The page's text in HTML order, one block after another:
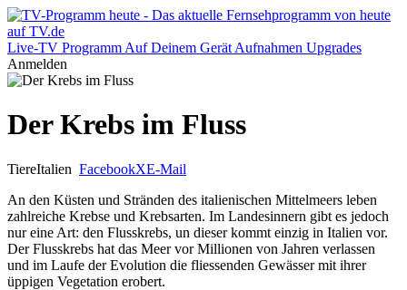
Live-TV Programm Auf Deinem Gerät Aufnahmen Upgrades
Anmelden
Der Krebs im Fluss
TiereItalien FacebookXE-Mail
An den Küsten und Stränden des italienischen Mittelmeers leben
zahlreiche Krebse und Krebsarten. Im Landesinnern gibt es jedoch
nur eine Art: den Flusskrebs, un dieser kommt einzig in Italien vor.
Der Flusskrebs hat das Meer vor Millionen von Jahren verlassen
und im Laufe der Evolution die fliessenden Gewässer mit ihrer
üppigen Vegetation erobert.